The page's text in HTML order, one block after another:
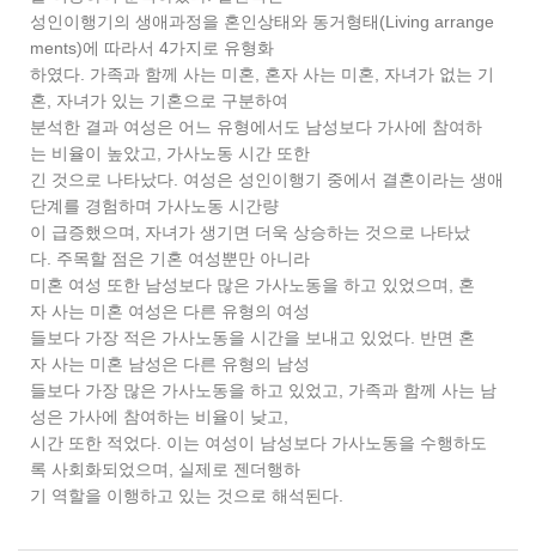
성인이행기의 생애과정을 혼인상태와 동거형태(Living arrange
ments)에 따라서 4가지로 유형화
하였다. 가족과 함께 사는 미혼, 혼자 사는 미혼, 자녀가 없는 기
혼, 자녀가 있는 기혼으로 구분하여
분석한 결과 여성은 어느 유형에서도 남성보다 가사에 참여하
는 비율이 높았고, 가사노동 시간 또한
긴 것으로 나타났다. 여성은 성인이행기 중에서 결혼이라는 생애
단계를 경험하며 가사노동 시간량
이 급증했으며, 자녀가 생기면 더욱 상승하는 것으로 나타났
다. 주목할 점은 기혼 여성뿐만 아니라
미혼 여성 또한 남성보다 많은 가사노동을 하고 있었으며, 혼
자 사는 미혼 여성은 다른 유형의 여성
들보다 가장 적은 가사노동을 시간을 보내고 있었다. 반면 혼
자 사는 미혼 남성은 다른 유형의 남성
들보다 가장 많은 가사노동을 하고 있었고, 가족과 함께 사는 남
성은 가사에 참여하는 비율이 낮고,
시간 또한 적었다. 이는 여성이 남성보다 가사노동을 수행하도
록 사회화되었으며, 실제로 젠더행하
기 역할을 이행하고 있는 것으로 해석된다.